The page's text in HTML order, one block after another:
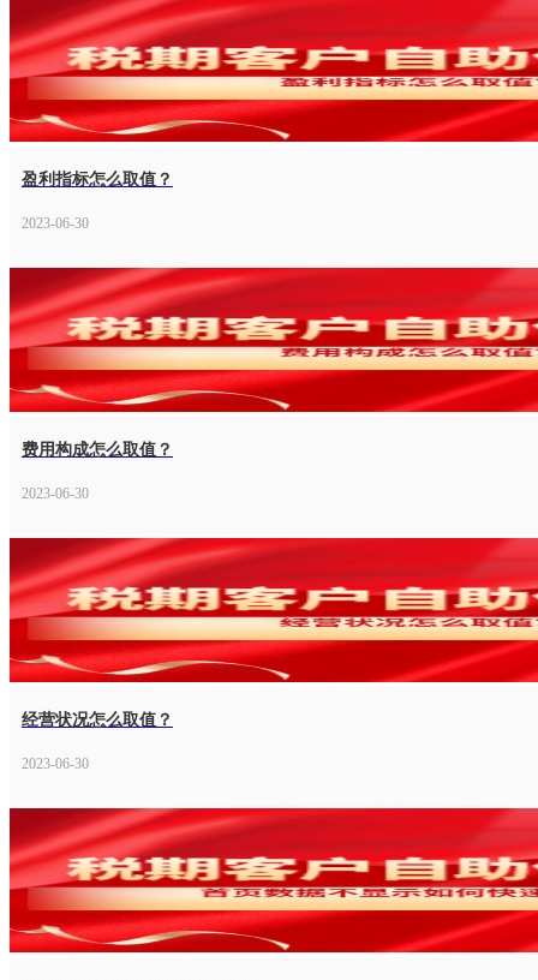
盈利指标怎么取值？
2023-06-30
费用构成怎么取值？
2023-06-30
经营状况怎么取值？
2023-06-30